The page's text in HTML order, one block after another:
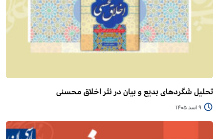
تحلیل شگردهای بدیع و بیان در نثر اخلاق محسنی
9 اسد 1405